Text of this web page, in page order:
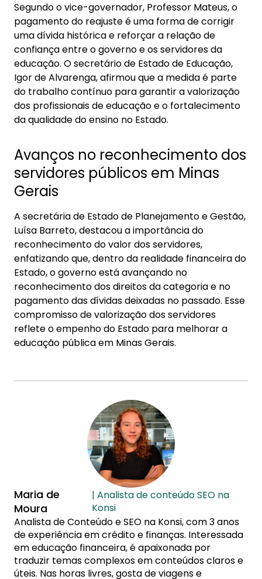
Segundo o vice-governador, Professor Mateus, o
pagamento do reajuste é uma forma de corrigir
uma dívida histórica e reforçar a relação de
confiança entre o governo e os servidores da
educação. O secretário de Estado de Educação,
Igor de Alvarenga, afirmou que a medida é parte
do trabalho contínuo para garantir a valorização
dos profissionais de educação e o fortalecimento
da qualidade do ensino no Estado.
Avanços no reconhecimento dos
servidores públicos em Minas
Gerais
A secretária de Estado de Planejamento e Gestão,
Luísa Barreto, destacou a importância do
reconhecimento do valor dos servidores,
enfatizando que, dentro da realidade financeira do
Estado, o governo está avançando no
reconhecimento dos direitos da categoria e no
pagamento das dívidas deixadas no passado. Esse
compromisso de valorização dos servidores
reflete o empenho do Estado para melhorar a
educação pública em Minas Gerais.
Maria de
Moura
| Analista de conteúdo SEO na
Konsi
Analista de Conteúdo e SEO na Konsi, com 3 anos
de experiência em crédito e finanças. Interessada
em educação financeira, é apaixonada por
traduzir temas complexos em conteúdos claros e
úteis. Nas horas livres, gosta de viagens e